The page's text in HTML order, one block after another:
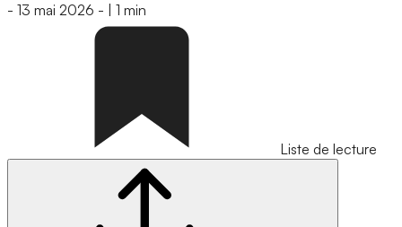
- 13 mai 2026 - 1 min
Liste de lecture